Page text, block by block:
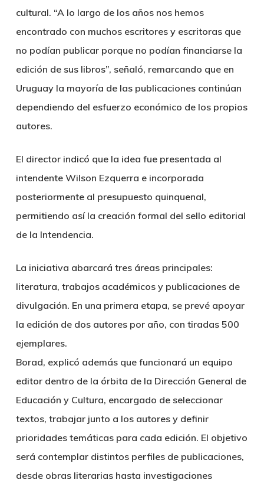
cultural. “A lo largo de los años nos hemos
encontrado con muchos escritores y escritoras que
no podían publicar porque no podían financiarse la
edición de sus libros”, señaló, remarcando que en
Uruguay la mayoría de las publicaciones continúan
dependiendo del esfuerzo económico de los propios
autores.
El director indicó que la idea fue presentada al
intendente Wilson Ezquerra e incorporada
posteriormente al presupuesto quinquenal,
permitiendo así la creación formal del sello editorial
de la Intendencia.
La iniciativa abarcará tres áreas principales:
literatura, trabajos académicos y publicaciones de
divulgación. En una primera etapa, se prevé apoyar
la edición de dos autores por año, con tiradas 500
ejemplares.
Borad, explicó además que funcionará un equipo
editor dentro de la órbita de la Dirección General de
Educación y Cultura, encargado de seleccionar
textos, trabajar junto a los autores y definir
prioridades temáticas para cada edición. El objetivo
será contemplar distintos perfiles de publicaciones,
desde obras literarias hasta investigaciones